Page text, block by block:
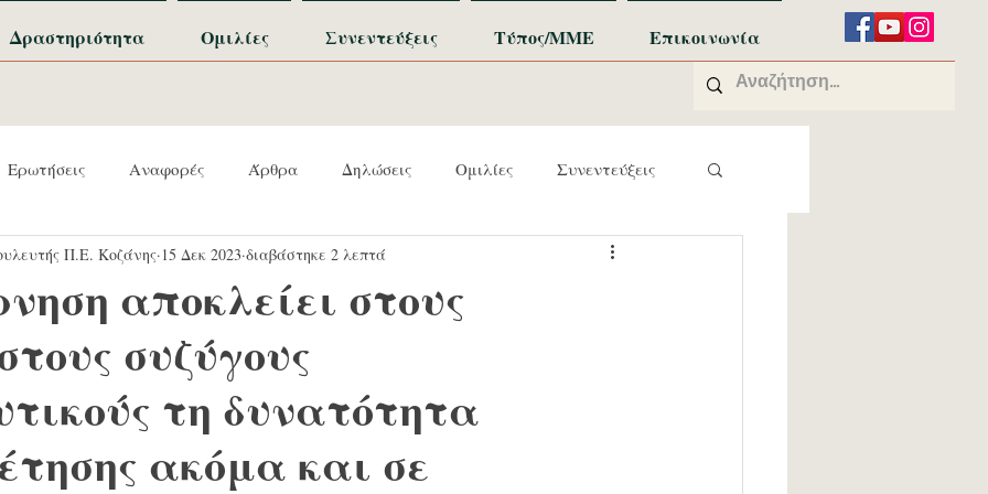
Δραστηριότητα Ομιλίες Συνεντεύξεις Τύπος/ΜΜΕ Επικοινωνία
Ερωτήσεις Αναφορές Άρθρα Δηλώσεις Ομιλίες Συνεντεύξεις
αποκλείει στους
συζύγους
τη δυνατότητα
ακόμα και σε
Π.Ε. Κοζάνης 15 Δεκ 2023 διαβάστηκε 2 λεπτά